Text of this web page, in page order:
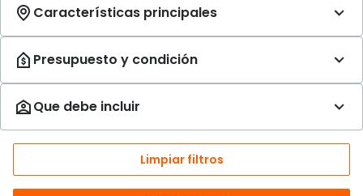
Limpiar filtros